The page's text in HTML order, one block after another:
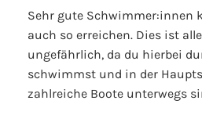
Sehr gute Schwimmer:innen
auch so erreichen. Dies ist
ungefährlich, da du hierbei
schwimmst und in der
zahlreiche Boote unterwegs